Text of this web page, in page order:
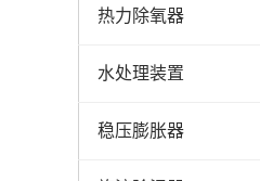
热力除氧器
水处理装置
稳压膨胀器